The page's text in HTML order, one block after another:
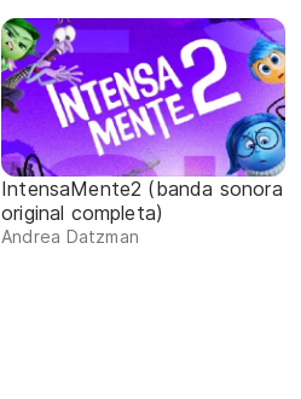
IntensaMente2 (banda sonora
original completa)
Andrea Datzman